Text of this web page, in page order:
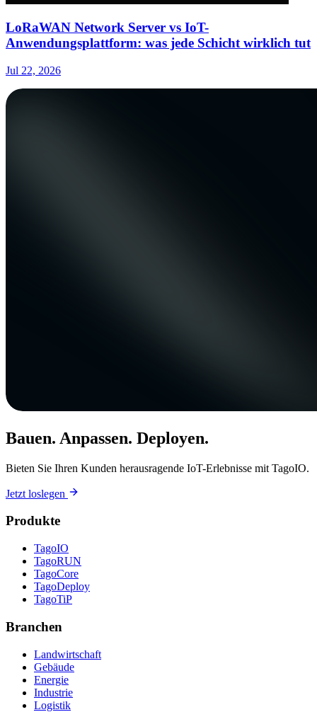
LoRaWAN Network Server vs IoT-
Anwendungsplattform: was jede Schicht wirklich tut
Jul 22, 2026
Bauen. Anpassen. Deployen.
Bieten Sie Ihren Kunden herausragende IoT-Erlebnisse mit TagoIO.
Jetzt loslegen
Produkte
TagoIO
TagoRUN
TagoCore
TagoDeploy
TagoTiP
Branchen
Landwirtschaft
Gebäude
Energie
Industrie
Logistik